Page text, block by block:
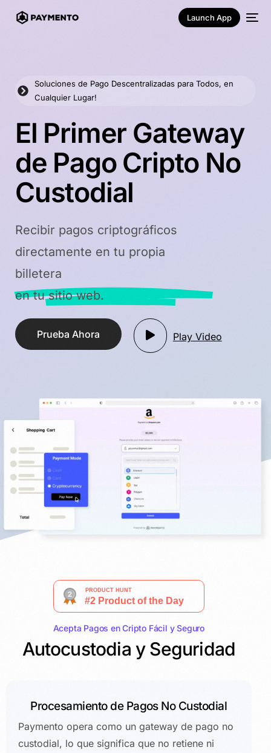
Launch App
Soluciones de Pago Descentralizadas para Todos, en
Cualquier Lugar!
El Primer Gateway
de Pago Cripto No
Custodial
Recibir pagos criptográficos
directamente en tu propia
billetera
en tu sitio web.
Prueba Ahora Play Video
Acepta Pagos en Cripto Fácil y Seguro
Autocustodia y Seguridad
Procesamiento de Pagos No Custodial
Paymento opera como un gateway de pago no
custodial, lo que significa que no retiene ni
Español